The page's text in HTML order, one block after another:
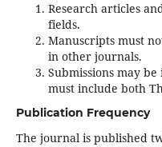
Research articles
fields.
Manuscripts must
in other journals.
Submissions may
must include both
Publication Frequency
The journal is published